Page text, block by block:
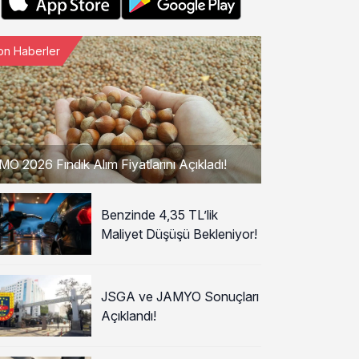
2026 Fındık Alım Fiyatlarını Açıkladı!
Haberler
Benzinde 4,35 TL’lik
Maliyet Düşüşü Bekleniyor!
JSGA ve JAMYO Sonuçları
Açıklandı!